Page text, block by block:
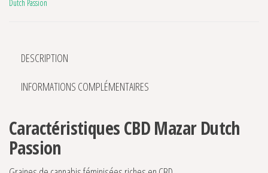
Dutch Passion
DESCRIPTION
INFORMATIONS COMPLÉMENTAIRES
Caractéristiques CBD Mazar Dutch
Passion